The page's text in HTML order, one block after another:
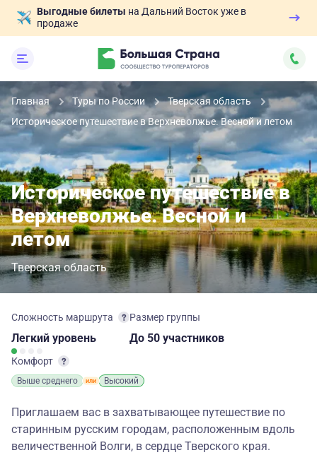
Выгодные билеты на Дальний Восток уже в
продаже
Главная Туры по России
Тверская область
Историческое путешествие в Верхневолжье. Весной и летом
Историческое путешествие в
Верхневолжье. Весной и
летом
Тверская область
Сложность маршрута
Легкий уровень
Комфорт
Выше среднего Высокий
Размер группы
до 50 участников
Приглашаем вас в захватывающее путешествие по
старинным русским городам, расположенным вдоль
величественной Волги, в сердце Тверского края.